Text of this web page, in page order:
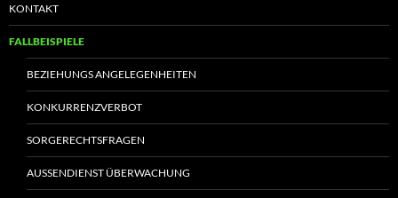
KONTAKT
FALLBEISPIELE
BEZIEHUNGS ANGELEGENHEITEN
KONKURRENZVERBOT
SORGERECHTSFRAGEN
AUSSENDIENST ÜBERWACHUNG